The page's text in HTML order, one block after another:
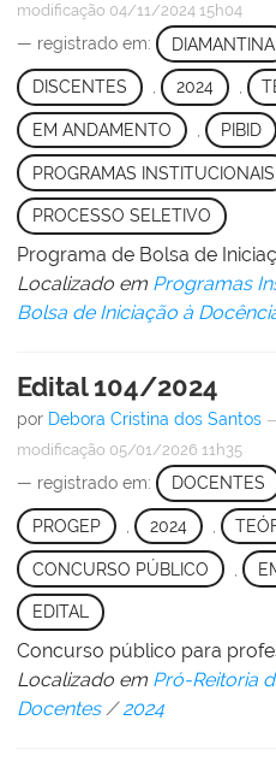
modificação 04/11/2024 15h04
— registrado em: DIAMANTINA
DISCENTES , 2024 ,
EM ANDAMENTO PIBID
PROGRAMAS INSTITUCIONAIS
PROCESSO SELETIVO
Programa de Bolsa de
Localizado em Programas
Bolsa de Iniciação à
Edital 104/2024
por Debora Cristina dos Santos
modificação 05/01/2026 11h35
— registrado em: DOCENTES
PROGEP 2024
CONCURSO PÚBLICO
EDITAL
Concurso público para
Localizado em Pró-Reitoria
Docentes /2024